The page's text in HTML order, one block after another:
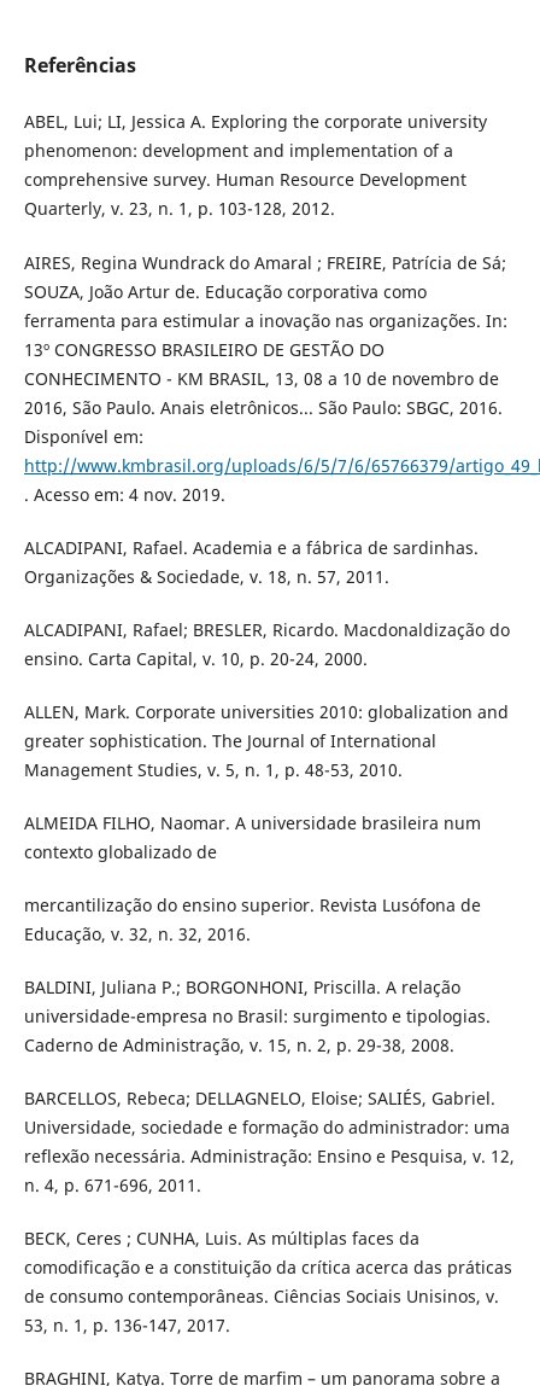
Referências
ABEL, Lui; LI, Jessica A. Exploring the corporate university
phenomenon: development and implementation of a
comprehensive survey. Human Resource Development
Quarterly, v. 23, n. 1, p. 103-128, 2012.
AIRES, Regina Wundrack do Amaral ; FREIRE, Patrícia de Sá;
SOUZA, João Artur de. Educação corporativa como
ferramenta para estimular a inovação nas organizações. In:
13º CONGRESSO BRASILEIRO DE GESTÃO DO
CONHECIMENTO - KM BRASIL, 13, 08 a 10 de novembro de
2016, São Paulo. Anais eletrônicos... São Paulo: SBGC, 2016.
Disponível em:
http://www.kmbrasil.org/uploads/6/5/7/6/65766379/
. Acesso em: 4 nov. 2019.
ALCADIPANI, Rafael. Academia e a fábrica de sardinhas.
Organizações & Sociedade, v. 18, n. 57, 2011.
ALCADIPANI, Rafael; BRESLER, Ricardo. Macdonaldização do
ensino. Carta Capital, v. 10, p. 20-24, 2000.
ALLEN, Mark. Corporate universities 2010: globalization and
greater sophistication. The Journal of International
Management Studies, v. 5, n. 1, p. 48-53, 2010.
ALMEIDA FILHO, Naomar. A universidade brasileira num
contexto globalizado de
mercantilização do ensino superior. Revista Lusófona de
Educação, v. 32, n. 32, 2016.
BALDINI, Juliana P.; BORGONHONI, Priscilla. A relação
universidade-empresa no Brasil: surgimento e tipologias.
Caderno de Administração, v. 15, n. 2, p. 29-38, 2008.
BARCELLOS, Rebeca; DELLAGNELO, Eloise; SALIÉS, Gabriel.
Universidade, sociedade e formação do administrador: uma
reflexão necessária. Administração: Ensino e Pesquisa, v. 12,
n. 4, p. 671-696, 2011.
BECK, Ceres ; CUNHA, Luis. As múltiplas faces da
comodificação e a constituição da crítica acerca das práticas
de consumo contemporâneas. Ciências Sociais Unisinos, v.
53, n. 1, p. 136-147, 2017.
BRAGHINI, Katya. Torre de marfim – um panorama sobre a